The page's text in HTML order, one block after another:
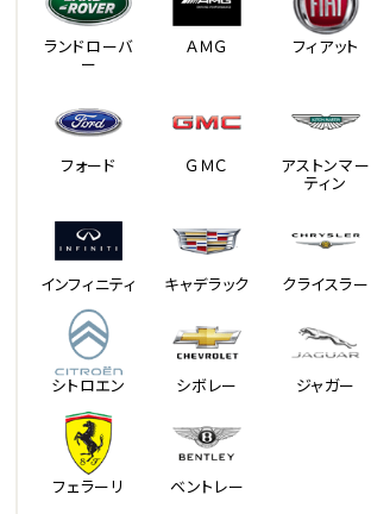
ランドローバ
ー
ＡＭＧ フィアット
フォード ＧＭＣ アストンマー
ティン
インフィニティ キャデラック クライスラー
シトロエン シボレー ジャガー
フェラーリ ベントレー